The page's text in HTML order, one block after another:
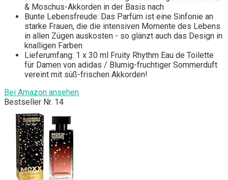
& Moschus-Akkorden in der Basis nach
Bunte Lebensfreude: Das Parfüm ist eine Sinfonie an
starke Frauen, die die intensiven Momente des Lebens
in allen Zügen auskosten - so glänzt auch das Design in
knalligen Farben
Lieferumfang: 1 x 30 ml Fruity Rhythm Eau de Toilette
für Damen von adidas / Blumig-fruchtiger Sommerduft
vereint mit süß-frischen Akkorden!
Bei Amazon ansehen
Bestseller Nr. 14